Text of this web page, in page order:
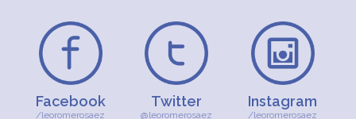
Facebook
/leoromerosaez
Twitter
@leoromerosaez
Instagram
/leoromerosaez